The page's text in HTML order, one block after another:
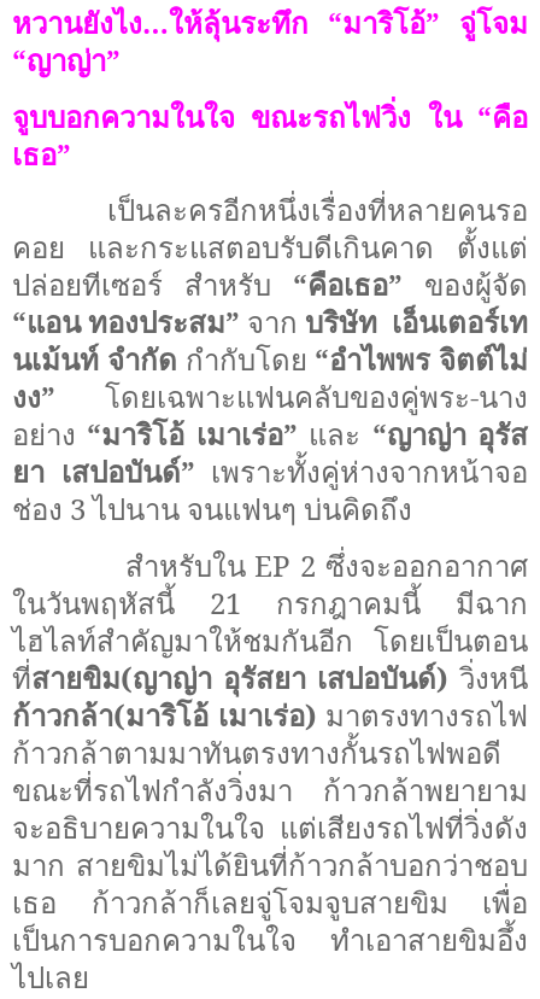
หวานยังไง…ให้ลุ้นระทึก “มาริโอ้” จู่โจม
“ญาญ่า”
จูบบอกความในใจ ขณะรถไฟวิ่ง ใน “คือ
เธอ”
เป็นละครอีกหนึ่งเรื่องที่หลายคนรอ
คอย และกระแสตอบรับดีเกินคาด ตั้งแต่
ปล่อยทีเซอร์ สำหรับ “คือเธอ” ของผู้จัด
“แอน ทองประสม” จาก บริษัท เอ็นเตอร์เท
นเม้นท์ จำกัด กำกับโดย “อำไพพร จิตต์ไม่
งง” โดยเฉพาะแฟนคลับของคู่พระ-นาง
อย่าง “มาริโอ้ เมาเร่อ” และ “ญาญ่า อุรัส
ยา เสปอบันด์” เพราะทั้งคู่ห่างจากหน้าจอ
ช่อง 3ไปนาน จนแฟนๆ บ่นคิดถึง
สำหรับใน EP 2 ซึ่งจะออกอากาศ
ในวันพฤหัสนี้ 21 กรกฎาคมนี้ มีฉาก
ไฮไลท์สำคัญมาให้ชมกันอีก โดยเป็นตอน
ที่สายขิม(ญาญ่า อุรัสยา เสปอบันด์) วิ่งหนี
ก้าวกล้า(มาริโอ้ เมาเร่อ) มาตรงทางรถไฟ
ก้าวกล้าตามมาทันตรงทางกั้นรถไฟพอดี
ขณะที่รถไฟกำลังวิ่งมา ก้าวกล้าพยายาม
จะอธิบายความในใจ แต่เสียงรถไฟที่วิ่งดัง
มาก สายขิมไม่ได้ยินที่ก้าวกล้าบอกว่าชอบ
เธอ ก้าวกล้าก็เลยจู่โจมจูบสายขิม เพื่อ
เป็นการบอกความในใจ ทำเอาสายขิมอึ้ง
ไปเลย